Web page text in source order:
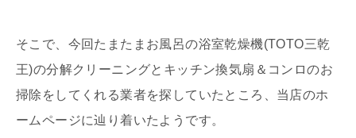
そこで、今回たまたまお風呂の浴室乾燥機(TOTO三乾
王)の分解クリーニングとキッチン換気扇＆コンロのお
掃除をしてくれる業者を探していたところ、当店のホ
ームページに辿り着いたようです。